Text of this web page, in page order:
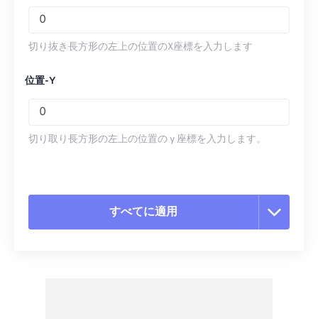
切り抜き長方形の左上の位置のX座標を入力します
位置-Y
切り取り長方形の左上の位置の y 座標を入力します。
すべてに適用